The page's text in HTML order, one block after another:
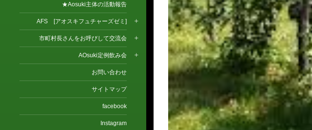
★Aosuki主体の活動報告
AFS [アオスキフュチャーズゼミ]
市町村長さんをお呼びして交流会
AOsuki定例飲み会
お問い合わせ
サイトマップ
facebook
Instagram